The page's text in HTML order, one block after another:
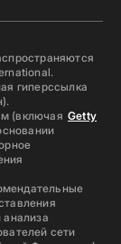
гиперссылка
(включая Getty
сети